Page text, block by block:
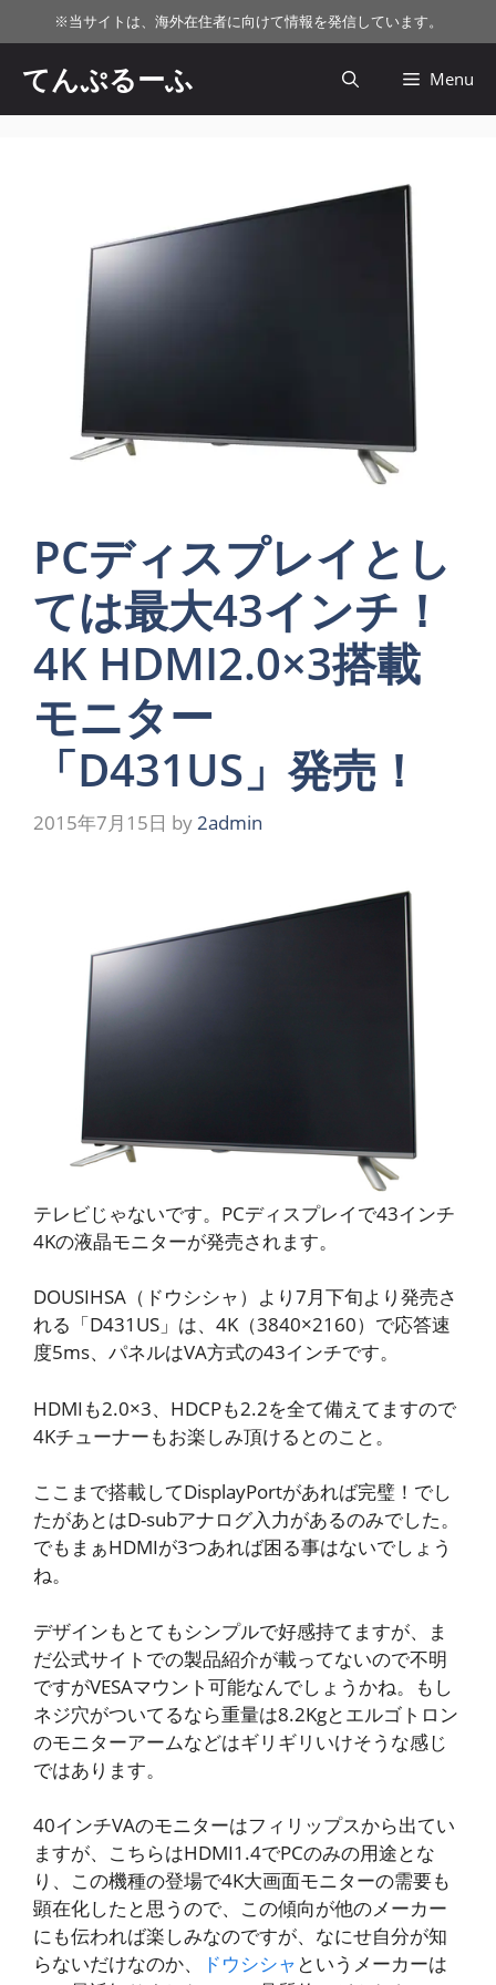
ン
ツ
※当サイトは、海外在住者に向けて情報を発信しています。
てんぷるーふ Menu
PCディスプレイとし
ては最大43インチ！
4K HDMI2.0×3搭載
モニター
「D431US」発売！
2015年7月15日 by 2admin
テレビじゃないです。PCディスプレイで43インチ
4Kの液晶モニターが発売されます。
DOUSIHSA（ドウシシャ）より7月下旬より発売さ
れる「D431US」は、4K（3840×2160）で応答速
度5ms、パネルはVA方式の43インチです。
HDMIも2.0×3、HDCPも2.2を全て備えてますので
4Kチューナーもお楽しみ頂けるとのこと。
ここまで搭載してDisplayPortがあれば完璧！でし
たがあとはD-subアナログ入力があるのみでした。
でもまぁHDMIが3つあれば困る事はないでしょう
ね。
デザインもとてもシンプルで好感持てますが、ま
だ公式サイトでの製品紹介が載ってないので不明
ですがVESAマウント可能なんでしょうかね。もし
ネジ穴がついてるなら重量は8.2Kgとエルゴトロン
のモニターアームなどはギリギリいけそうな感じ
ではあります。
40インチVAのモニターはフィリップスから出てい
ますが、こちらはHDMI1.4でPCのみの用途とな
り、この機種の登場で4K大画面モニターの需要も
顕在化したと思うので、この傾向が他のメーカー
にも伝われば楽しみなのですが、なにせ自分が知
らないだけなのか、
ドウシシャ というメーカーは